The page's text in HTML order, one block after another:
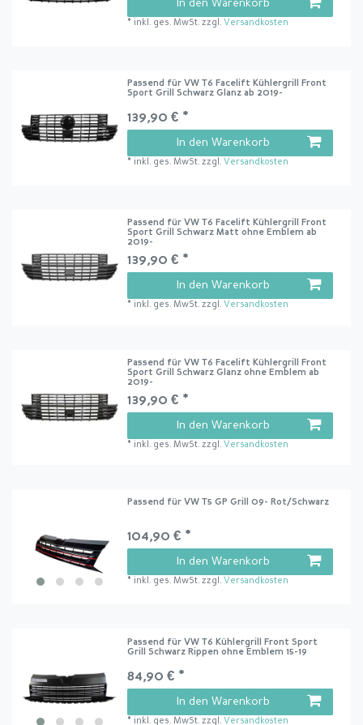
In den Warenkorb
* inkl. ges. MwSt. zzgl. Versandkosten
Passend für VW T6 Facelift Kühlergrill Front
Sport Grill Schwarz Glanz ab 2019-
139,90 € *
In den Warenkorb
* inkl. ges. MwSt. zzgl. Versandkosten
Passend für VW T6 Facelift Kühlergrill Front
Sport Grill Schwarz Matt ohne Emblem ab
2019-
139,90 € *
In den Warenkorb
* inkl. ges. MwSt. zzgl. Versandkosten
Passend für VW T6 Facelift Kühlergrill Front
Sport Grill Schwarz Glanz ohne Emblem ab
2019-
139,90 € *
In den Warenkorb
* inkl. ges. MwSt. zzgl. Versandkosten
Passend für VW T5 GP Grill 09- Rot/Schwarz
104,90 € *
In den Warenkorb
* inkl. ges. MwSt. zzgl. Versandkosten
Passend für VW T6 Kühlergrill Front Sport
Grill Schwarz Rippen ohne Emblem 15-19
84,90 € *
In den Warenkorb
* inkl. ges. MwSt. zzgl. Versandkosten